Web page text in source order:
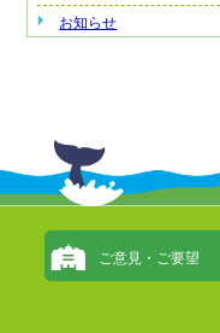
お知らせ
ご意見・ご要望